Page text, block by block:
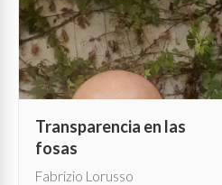
Transparencia en las
fosas
Fabrizio Lorusso